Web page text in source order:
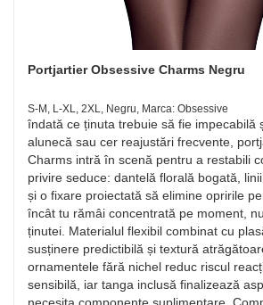
Portjartier Obsessive Charms Negru
S-M, L-XL, 2XL, Negru, Marca: Obsessive
îndată ce ținuta trebuie să fie impecabilă
alunecă sau cer reajustări frecvente,
Charms intră în scenă pentru a restabili
privire seduce: dantelă florală bogată,
și o fixare proiectată să elimine opririle
încât tu rămâi concentrată pe moment,
ținutei. Materialul flexibil combinat cu
susținere predictibilă și textură
ornamentele fără nichel reduc riscul
sensibilă, iar tanga inclusă finalizează